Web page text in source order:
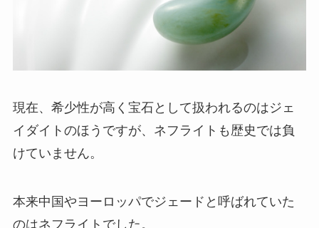
現在、希少性が高く宝石として扱われるのはジェ
イダイトのほうですが、ネフライトも歴史では負
けていません。
本来中国やヨーロッパでジェードと呼ばれていた
のはネフライトでした。